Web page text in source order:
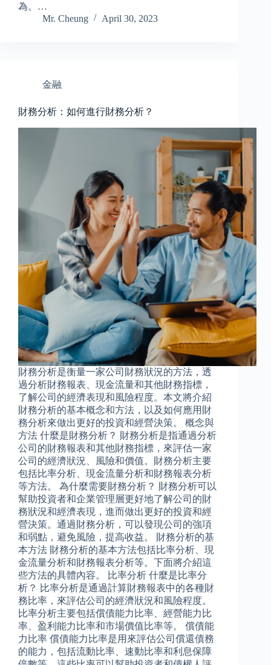
為。…
Mr. Cheung
April 30, 2023
金融
財務分析：如何進行財務分析？
財務分析是衡量一家公司財務狀況的方法，透
過分析財務報表、現金流量和其他財務指標，
了解公司的經濟表現和風險程度。本文將介紹
財務分析的基本概念和方法，以及如何應用財
務分析來做出更好的投資和經營決策。 概念與
方法 什麼是財務分析？ 財務分析是指通過分析
公司的財務報表和其他財務指標，來評估一家
公司的經濟狀況、風險和價值。財務分析主要
包括比率分析、現金流量分析和財務報表分析
等方法。 為什麼需要財務分析？ 財務分析可以
幫助投資者和企業管理層更好地了解公司的財
務狀況和經濟表現，進而做出更好的投資和經
營決策。通過財務分析，可以發現公司的強項
和弱點，避免風險，提高收益。 財務分析的基
本方法 財務分析的基本方法包括比率分析、現
金流量分析和財務報表分析等。下面將介紹這
些方法的具體內容。 比率分析 什麼是比率分
析？ 比率分析是通過計算財務報表中的各種財
務比率，來評估公司的經濟狀況和風險程度。
比率分析主要包括償債能力比率、經營能力比
率、盈利能力比率和市場價值比率等。 償債能
力比率 償債能力比率是用來評估公司償還債務
的能力，包括流動比率、速動比率和利息保障